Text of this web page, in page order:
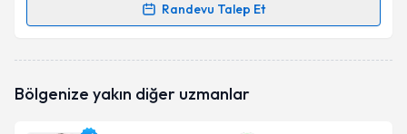
Takvim Talebini Gönder
Randevu Talep Et
Randevu Takvimi Talebi
oluşturun. Size bu uzmandan randevu almanız için bir
Bölgenize yakın diğer uzmanlar